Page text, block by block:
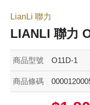
LianLi 聯力
LIANLI 聯力
商品型號 O11D-1
商品條碼